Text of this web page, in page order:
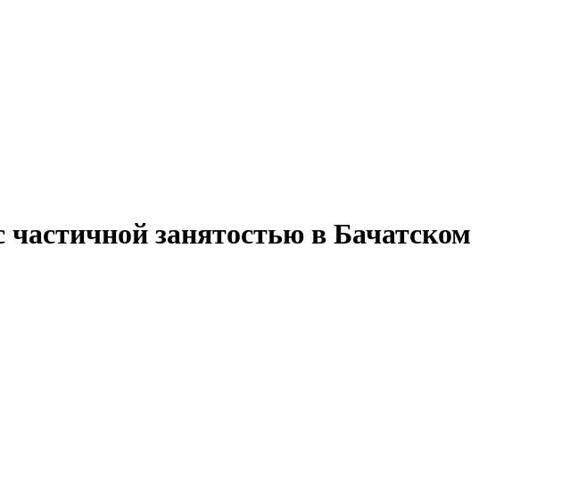
занятостью в Бачатском